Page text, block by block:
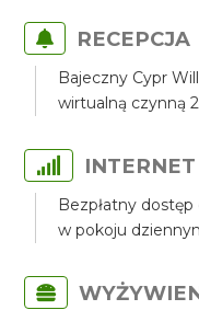
RECEPCJA
Bajeczny Cypr
wirtualną czynną
INTERNET
Bezpłatny
w pokoju